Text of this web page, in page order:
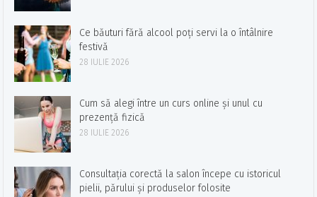
Ce băuturi fără alcool poți servi la o întâlnire
festivă
28 IULIE 2026
Cum să alegi între un curs online și unul cu
prezență fizică
28 IULIE 2026
Consultația corectă la salon începe cu istoricul
pielii, părului și produselor folosite